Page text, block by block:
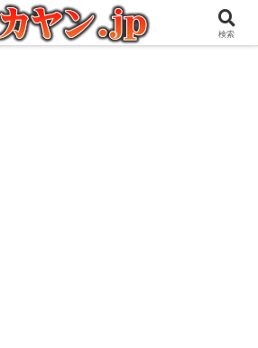
ト好きな管理人の愉快な日々を綴るブログ
検索